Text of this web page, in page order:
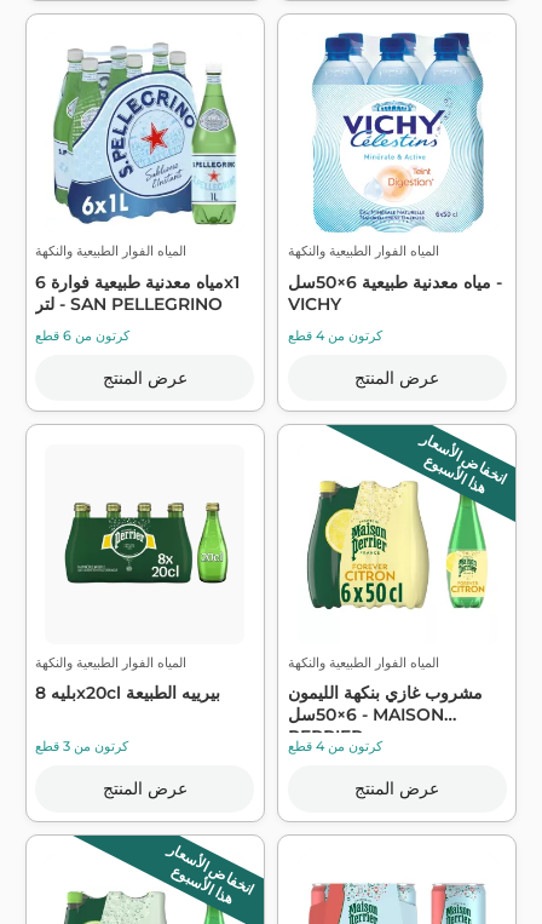
المياه الفوار الطبيعية والنكهة
مياه معدنية طبيعية فوارة 6x1
لتر - SAN PELLEGRINO
كرتون من 6 قطع
عرض المنتج
المياه الفوار الطبيعية والنكهة
مياه معدنية طبيعية 6×50سل -
VICHY
كرتون من 4 قطع
عرض المنتج
المياه الفوار الطبيعية والنكهة
بليه 8x20cl بيرييه الطبيعة
كرتون من 3 قطع
عرض المنتج
انخفاض الأسعار
هذا الأسبوع
المياه الفوار الطبيعية والنكهة
مشروب غازي بنكهة الليمون
6×50سل - MAISON
PERRIER
كرتون من 4 قطع
عرض المنتج
انخفاض الأسعار
هذا الأسبوع